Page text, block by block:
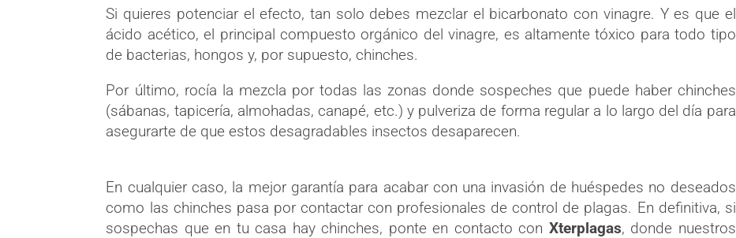
Si quieres potenciar el efecto, tan solo debes mezclar el bicarbonato con vinagre. Y es que el
ácido acético, el principal compuesto orgánico del vinagre, es altamente tóxico para todo tipo
de bacterias, hongos y, por supuesto, chinches.
Por último, rocía la mezcla por todas las zonas donde sospeches que puede haber chinches
(sábanas, tapicería, almohadas, canapé, etc.) y pulveriza de forma regular a lo largo del día para
asegurarte de que estos desagradables insectos desaparecen.
En cualquier caso, la mejor garantía para acabar con una invasión de huéspedes no deseados
como las chinches pasa por contactar con profesionales de control de plagas. En definitiva, si
sospechas que en tu casa hay chinches, ponte en contacto con Xterplagas, donde nuestros